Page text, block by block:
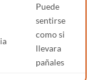
Puede
sentirse
como si
llevara
pañales